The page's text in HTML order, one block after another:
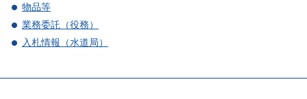
物品等
業務委託（役務）
入札情報（水道局）